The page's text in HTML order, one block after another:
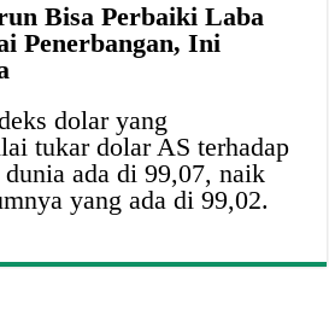
Bisa Perbaiki Laba
Penerbangan, Ini
dolar yang
tukar dolar AS terhadap
dunia ada di 99,07, naik
yang ada di 99,02.